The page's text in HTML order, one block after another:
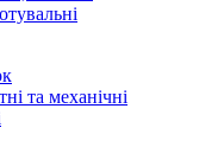
та механічні